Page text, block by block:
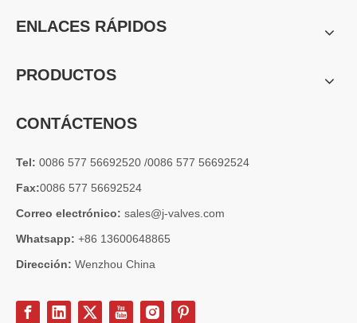
En sistemas de tuberías criogénicas y de baja temperatura, los
Diseño, rendimiento y aplicaciones de válvulas de compuerta industriales en sistemas de tuberías de alta presión
ENLACES RÁPIDOS
PRODUCTOS
CONTÁCTENOS
Tel: 0086 577 56692520 /0086 577 56692524
Fax:0086 577 56692524
Correo electrónico: sales@j-valves.com
Whatsapp: +86 13600648865
Dirección: Wenzhou China